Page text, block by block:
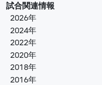
試合関連情報
2026年
2024年
2022年
2020年
2018年
2016年